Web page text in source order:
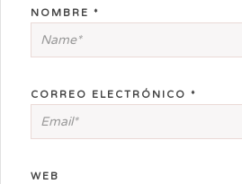
NOMBRE *
CORREO ELECTRÓNICO *
WEB